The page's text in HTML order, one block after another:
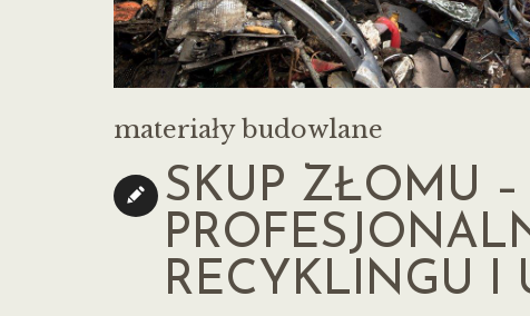
materiały budowlane
SKUP ZŁOMU –
RECYKLINGU I